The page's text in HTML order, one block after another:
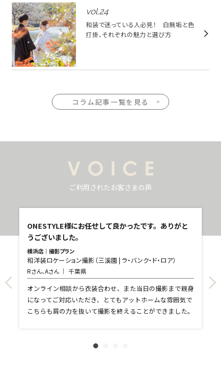
vol.24
和装で迷っている人必見！ 白無垢と色
打掛、それぞれの魅力と選び方
コラム記事一覧を見る
ご利用されたお客さまの声
ONESTYLE様にお任せして良かったです。ありがと
うございました。
横浜店｜撮影プラン
和洋装ロケーション撮影（三溪園 | ラ・バンク・ド・ロア）
Rさん、Aさん 千葉県
オンライン相談から衣装合わせ、また当日の撮影まで親身
になってご対応いただき、とてもアットホームな雰囲気で
こちらも肩の力を抜いて撮影を終えることができました。
T